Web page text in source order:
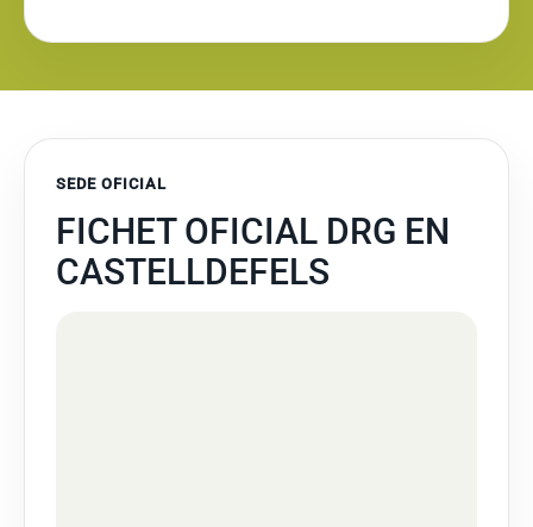
SEDE OFICIAL
FICHET OFICIAL DRG EN
CASTELLDEFELS